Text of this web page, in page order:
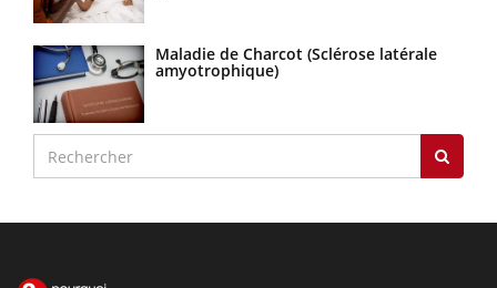
Maladie de Charcot (Sclérose latérale
amyotrophique)